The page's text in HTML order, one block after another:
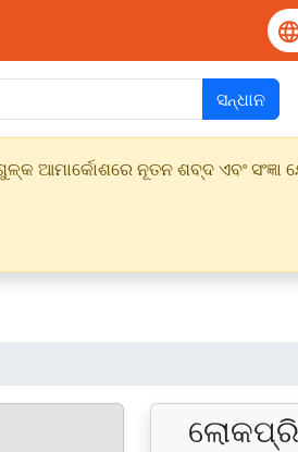
ସନ୍ଧାନ
ଆମାର୍କୋଶରେ ନୂତନ ଶବ୍ଦ ଏବଂ ସଂଜ୍ଞା